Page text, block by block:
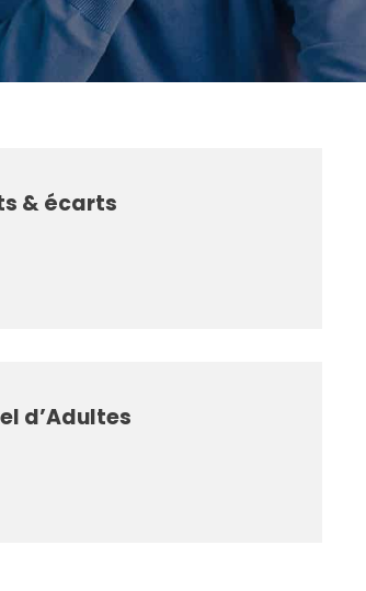
& écarts
d’Adultes